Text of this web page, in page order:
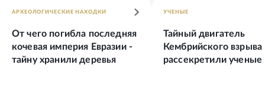
АРХЕОЛОГИЧЕСКИЕ НАХОДКИ
От чего погибла последняя
кочевая империя Евразии -
тайну хранили деревья
УЧЕНЫЕ
Тайный двигатель
Кембрийского взрыва
рассекретили ученые